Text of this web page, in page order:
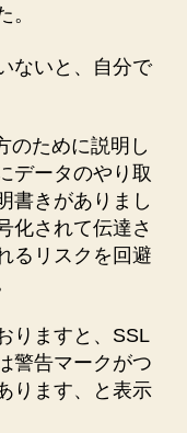
。
ないと、自分で
ために説明し
データのやり取
書きがありまし
化されて伝達さ
るリスクを回避
りますと、SSL
警告マークがつ
ります、と表示